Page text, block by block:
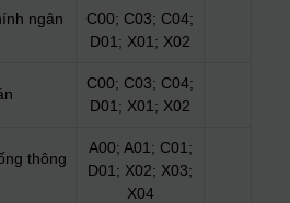
ngân
C00; C03; C04;
D01; X01; X02
C00; C03; C04;
D01; X01; X02
thông
A00; A01; C01;
D01; X02; X03;
X04